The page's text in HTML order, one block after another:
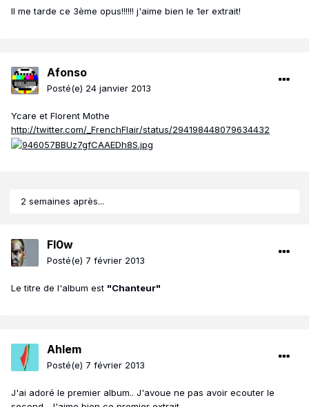
Il me tarde ce 3ème opus!!!!!! j'aime bien le 1er extrait!
Afonso
Posté(e) 24 janvier 2013
Ycare et Florent Mothe
http://twitter.com/_FrenchFlair/status/294198448079634432
2 semaines après...
Fl0w
Posté(e) 7 février 2013
Le titre de l'album est "Chanteur"
Ahlem
Posté(e) 7 février 2013
J'ai adoré le premier album.. J'avoue ne pas avoir ecouter le